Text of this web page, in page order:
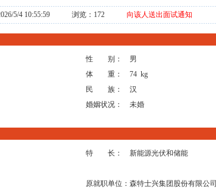
2026/5/4 10:55:59 浏览：172 向该人送出面试通知
性 别：
男
体 重：
74 kg
民 族：
汉
婚姻状况： 未婚
特 长：
新能源光伏和储能
原就职单位： 森特士兴集团股份有限公司